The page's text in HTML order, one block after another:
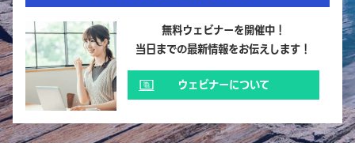
無料ウェビナーを開催中！
当日までの最新情報をお伝えします！
ウェビナーについて